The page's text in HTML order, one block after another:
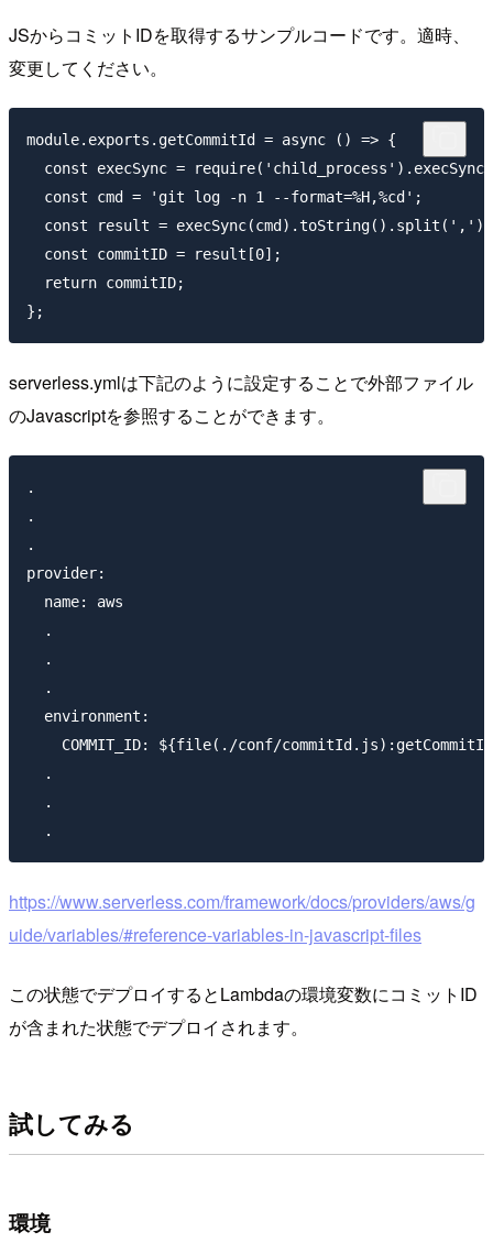
JSからコミットIDを取得するサンプルコードです。適時、
変更してください。
module.exports.getCommitId = async () => {
  const execSync = require('child_process').execSync;
  const cmd = 'git log -n 1 --format=%H,%cd';
  const result = execSync(cmd).toString().split(',');
  const commitID = result[0];
  return commitID;
serverless.ymlは下記のように設定することで外部ファイル
のJavascriptを参照することができます。
.
.
.
provider:
  name: aws
  .
  .
  .
  environment:
COMMIT_ID: ${file(./conf/
  .
  .
https://www.serverless.com/framework/docs/providers/aws/g
uide/variables/#reference-variables-in-javascript-files
この状態でデプロイするとLambdaの環境変数にコミットID
が含まれた状態でデプロイされます。
試してみる
環境